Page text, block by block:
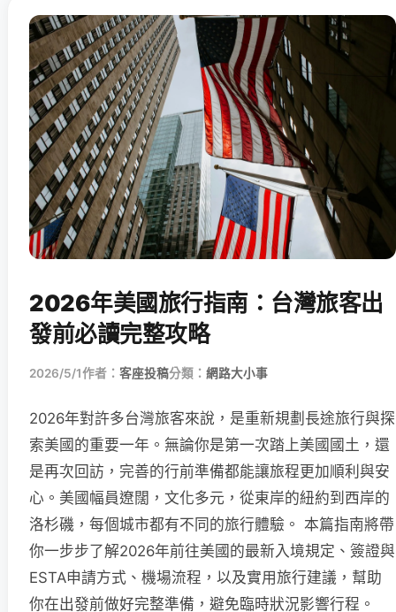
2026年美國旅行指南：台灣旅客出
發前必讀完整攻略
2026/5/1作者： 客座投稿分類： 網路大小事
2026年對許多台灣旅客來說，是重新規劃長途旅行與探
索美國的重要一年。無論你是第一次踏上美國國土，還
是再次回訪，完善的行前準備都能讓旅程更加順利與安
心。美國幅員遼闊，文化多元，從東岸的紐約到西岸的
洛杉磯，每個城市都有不同的旅行體驗。 本篇指南將帶
你一步步了解2026年前往美國的最新入境規定、簽證與
ESTA申請方式、機場流程，以及實用旅行建議，幫助
你在出發前做好完整準備，避免臨時狀況影響行程。